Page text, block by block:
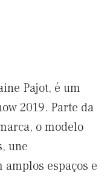
Pajot, é um
2019. Parte da
o modelo
une
espaços e